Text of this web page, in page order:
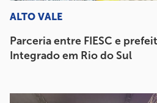
ALTO VALE
Parceria entre FIESC e
Integrado em Rio do Sul